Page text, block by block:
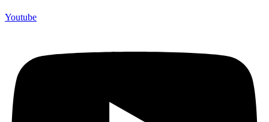
Youtube